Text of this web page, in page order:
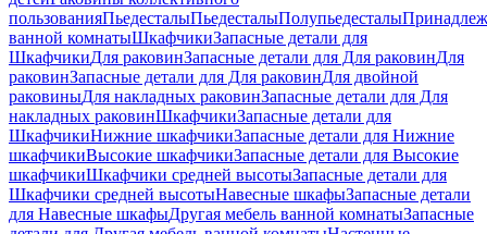
пользованияПьедесталыПьедесталыПолупьедесталы
ванной комнатыШкафчикиЗапасные детали для
ШкафчикиДля раковинЗапасные детали для Для раковинДля
раковинЗапасные детали для Для раковинДля двойной
раковиныДля накладных pаковинЗапасные детали для Для
накладных pаковинШкафчикиЗапасные детали для
ШкафчикиНижние шкафчикиЗапасные детали для Нижние
шкафчикиВысокие шкафчикиЗапасные детали для Высокие
шкафчикиШкафчики средней высотыЗапасные детали для
Шкафчики средней высотыНавесные шкафыЗапасные детали
для Навесные шкафыДругая мебель ванной комнатыЗапасные